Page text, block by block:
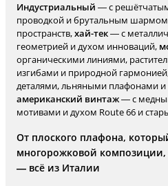
Индустриальный — с
проводкой и брутальным
пространств,хай-тек— с
геометрией и духом инноваций,
органическими линиями,
изгибами и природной
деталями, льняными плафонами
американский винтаж— с
мотивами и духом Route 66 и
От плоского плафона,
многорожковой
— всё из Италии